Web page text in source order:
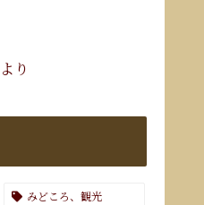
より
みどころ、観光